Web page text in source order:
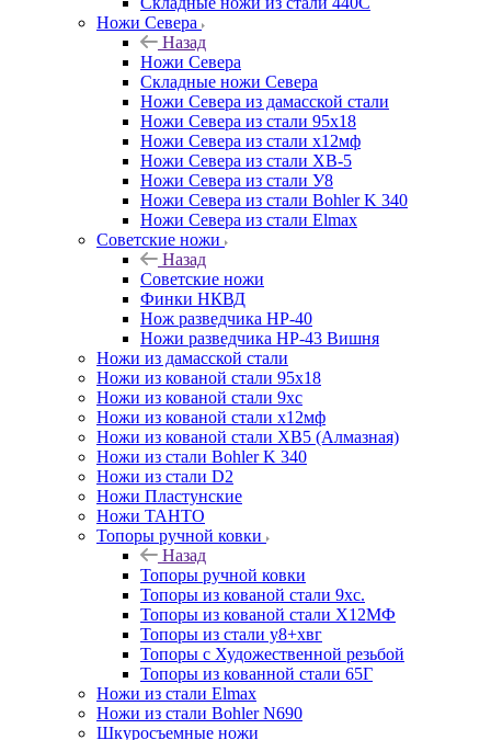
Ножи Севера
Назад
Ножи Севера
Складные ножи Севера
Ножи Севера из дамасской стали
Ножи Севера из стали 95х18
Ножи Севера из стали х12мф
Ножи Севера из стали ХВ-5
Ножи Севера из стали У8
Ножи Севера из стали Bohler K 340
Ножи Севера из стали Elmax
Советские ножи
Назад
Советские ножи
Финки НКВД
Нож разведчика НР-40
Ножи разведчика НР-43 Вишня
Ножи из дамасской стали
Ножи из кованой стали 95х18
Ножи из кованой стали 9хс
Ножи из кованой стали х12мф
Ножи из кованой стали ХВ5 (Алмазная)
Ножи из стали Bohler K 340
Ножи из стали D2
Ножи Пластунские
Ножи ТАНТО
Топоры ручной ковки
Назад
Топоры ручной ковки
Топоры из кованой стали 9хс.
Топоры из кованой стали Х12МФ
Топоры из стали у8+хвг
Топоры с Художественной резьбой
Топоры из кованной стали 65Г
Ножи из стали Elmax
Ножи из стали Bohler N690
Шкуросъемные ножи